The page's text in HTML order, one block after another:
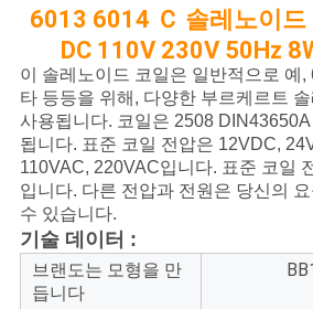
을
요
청
하
십
시
오
6013 6014 Ｃ 솔레노이드
DC 110V 230V 50Hz
이 솔레노이드 코일은 일반적으로 예,
타 등등을 위해, 다양한 부르케르트
사용됩니다. 코일은 2508
됩니다. 표준 코일 전압은 12VDC,
110VAC, 220VAC입니다. 표준 코일
입니다. 다른 전압과 전원은 당신의
수 있습니다.
기술 데이터 :
브랜도는 모형을 만
듭니다